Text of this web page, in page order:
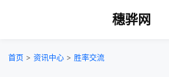
穗骅网
首页 > 资讯中心 > 胜率交流